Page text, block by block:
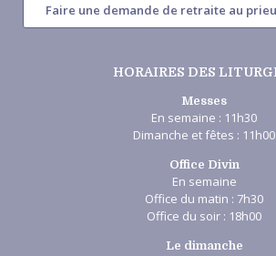
Faire une demande de retraite au
HORAIRES DES
Messes
En semaine : 11h30
Dimanche et fêtes : 11h00
Office Divin
En semaine
Office du matin : 7h30
Office du soir : 18h00
Le dimanche